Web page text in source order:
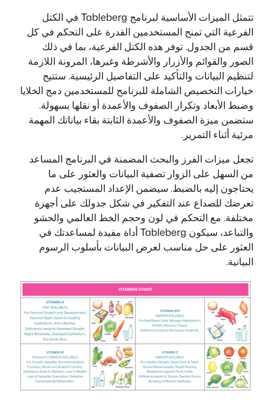
تتمثل الميزات الأساسية لبرنامج Tableberg في الكتل
الفرعية التي تمنح المستخدمين القدرة على التحكم في كل
قسم من الجدول. توفر هذه الكتل الفرعية، بما في ذلك
الصور والقوائم والأزرار والأشرطة وغيرها، المرونة اللازمة
لتنظيم البيانات والتأكيد على التفاصيل الرئيسية. ستتيح
خيارات التخصيص الشاملة للبرنامج للمستخدمين دمج الخلايا
وضبط الأبعاد وتكرار الصفوف والأعمدة أو نقلها بسهولة.
ستضمن ميزة الصفوف والأعمدة الثابتة بقاء بياناتك المهمة
مرئية أثناء التمرير.
تجعل ميزات الفرز والبحث المضمنة في البرنامج المساعد
من السهل على الزوار تصفية البيانات والعثور على ما
يحتاجون إليه بالضبط. سيضمن الإعداد المستجيب عدم
تعرضك للصداع عند التفكير في شكل جدولك على أجهزة
مختلفة. مع التحكم في لون وحجم الخط العالمي والحشو
والتباعد، سيكون Tableberg أداة مفيدة لمساعدتك في
العثور على حل مناسب لعرض البيانات بأسلوب الرسوم
البيانية.